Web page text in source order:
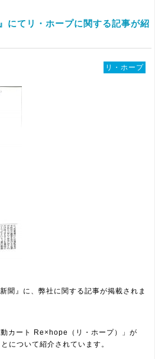
にてリ・ホープに関する記事が紹
リ・ホープ
聞』に、弊社に関する記事が掲載されま
動カート Re×hope（リ・ホープ）」が
について紹介されています。